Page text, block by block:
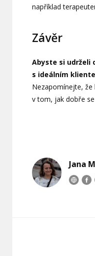
například
Závěr
Abyste si udrželi
s ideálním
Nezapomínejte,
v tom, jak dobře
Jana